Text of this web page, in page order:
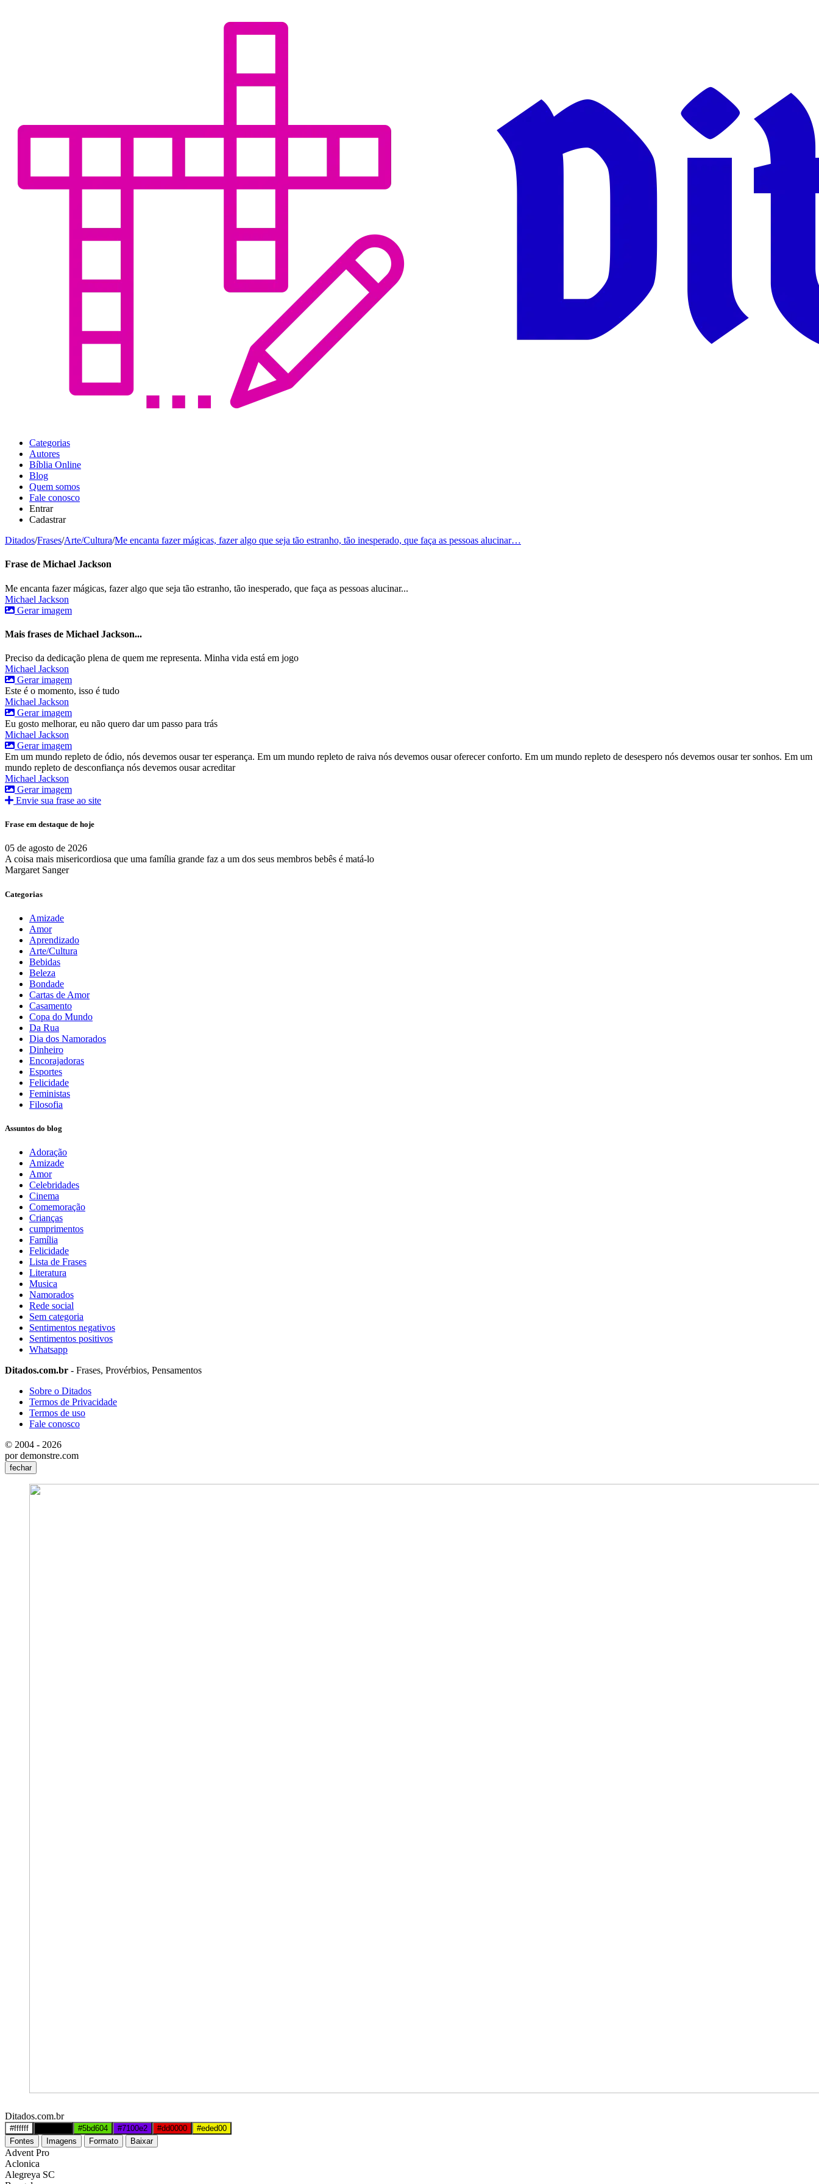
Categorias
Autores
Bíblia Online
Blog
Quem somos
Fale conosco
Entrar
Cadastrar
Ditados/Frases/Arte/Cultura/Me encanta fazer mágicas, fazer algo que seja tão estranho, tão inesperado, que faça as pessoas alucinar…
Frase de Michael Jackson
Me encanta fazer mágicas, fazer algo que seja tão estranho, tão inesperado, que faça as pessoas alucinar...
Michael Jackson
Gerar imagem
Mais frases de Michael Jackson...
Preciso da dedicação plena de quem me representa. Minha vida está em jogo
Michael Jackson
Gerar imagem
Este é o momento, isso é tudo
Michael Jackson
Gerar imagem
Eu gosto melhorar, eu não quero dar um passo para trás
Michael Jackson
Gerar imagem
Em um mundo repleto de ódio, nós devemos ousar ter esperança. Em um mundo repleto de raiva nós devemos ousar oferecer conforto. Em um mundo repleto de desespero nós devemos ousar ter sonhos. Em um
mundo repleto de desconfiança nós devemos ousar acreditar
Michael Jackson
Gerar imagem
Envie sua frase ao site
Frase em destaque de hoje
05 de agosto de 2026
A coisa mais misericordiosa que uma família grande faz a um dos seus membros bebês é matá-lo
Margaret Sanger
Categorias
Amizade
Amor
Aprendizado
Arte/Cultura
Bebidas
Beleza
Bondade
Cartas de Amor
Casamento
Copa do Mundo
Da Rua
Dia dos Namorados
Dinheiro
Encorajadoras
Esportes
Felicidade
Feministas
Filosofia
Assuntos do blog
Adoração
Amizade
Amor
Celebridades
Cinema
Comemoração
Crianças
cumprimentos
Família
Felicidade
Lista de Frases
Literatura
Musica
Namorados
Rede social
Sem categoria
Sentimentos negativos
Sentimentos positivos
Whatsapp
Ditados.com.br - Frases, Provérbios, Pensamentos
Sobre o Ditados
Termos de Privacidade
Termos de uso
Fale conosco
© 2004 - 2026
por demonstre.com
fechar
Ditados.com.br
#ffffff #5bd604 #7100e2 #dd0000
#eded00
Fontes
Imagens Formato Baixar
Advent Pro
Aclonica
Alegreya SC